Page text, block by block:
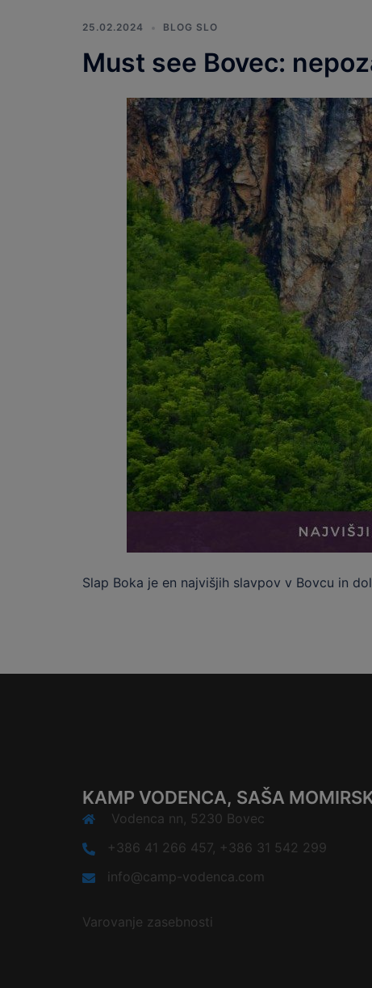
25.02.2024 BLOG SLO
Must see Bovec:
Slap Boka je en najvišjih slavpov v Bovcu in
KAMP VODENCA, SAŠA
Vodenca nn, 5230 Bovec
+386 41 266 457, +386 31 542 299
info@camp-vodenca.com
Varovanje zasebnosti